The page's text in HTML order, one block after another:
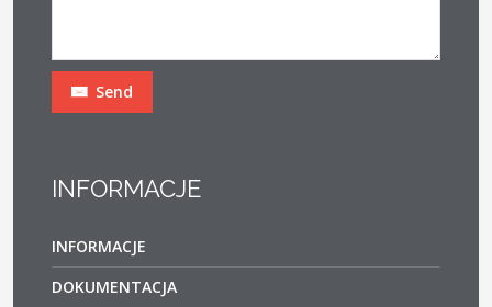
Send
INFORMACJE
INFORMACJE
DOKUMENTACJA